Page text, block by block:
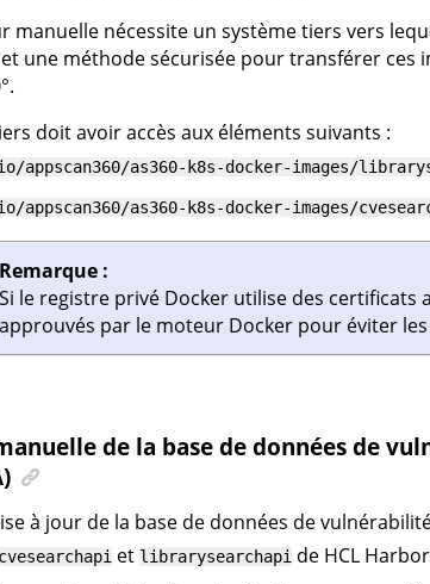
manuelle nécessite un système tiers vers
une méthode sécurisée pour transférer ces
.
doit avoir accès aux éléments suivants :
appscan360/as360-k8s-docker-images/
appscan360/as360-k8s-docker-images/
Remarque :
Si le registre privé Docker utilise des
approuvés par le moteur Docker pour éviter
de la base de données de
à jour de la base de données de
cvesearchapiet librarysearchapide HCL